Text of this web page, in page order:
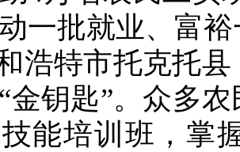
一批就业、富
浩特市托克托
金钥匙”。众多
能培训班，掌